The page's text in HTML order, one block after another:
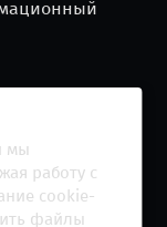
мы
работу с
cookie-
файлы